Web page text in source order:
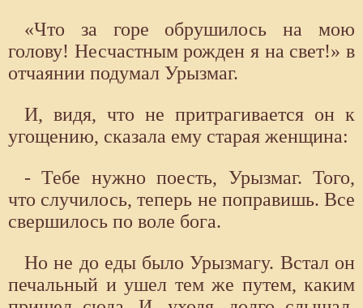
«Что за горе обрушилось на мою
голову! Несчастным рожден я на свет!» в
отчаянии подумал Урызмаг.
И, видя, что не притрагивается он к
угощению, сказала ему старая женщина:
- Тебе нужно поесть, Урызмаг. Того,
что случилось, теперь не поправишь. Все
свершилось по воле бога.
Но не до еды было Урызмагу. Встал он
печальный и ушел тем же путем, каким